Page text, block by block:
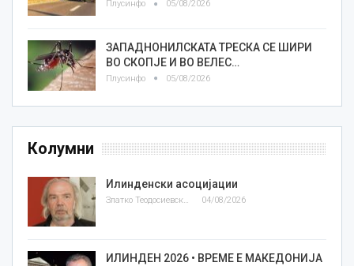
Плусинфо 05/08/2026
ЗАПАДНОНИЛСКАТА ТРЕСКА СЕ ШИРИ
ВО СКОПЈЕ И ВО ВЕЛЕС…
Плусинфо 05/08/2026
Колумни
Илинденски асоцијации
Златко Теодосиевски 04/08/2026
ИЛИНДЕН 2026 • ВРЕМЕ Е МАКЕДОНИЈА